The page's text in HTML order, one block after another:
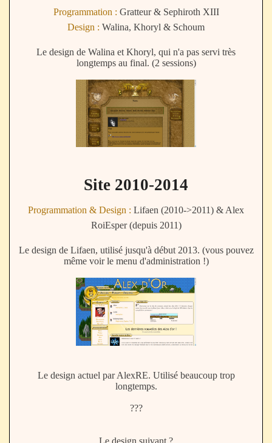
Programmation : Gratteur & Sephiroth XIII
Design : Walina, Khoryl & Schoum
Le design de Walina et Khoryl, qui n'a pas servi très
longtemps au final. (2 sessions)
Site 2010-2014
Programmation & Design : Lifaen (2010->2011) & Alex
RoiEsper (depuis 2011)
Le design de Lifaen, utilisé jusqu'à début 2013. (vous pouvez
même voir le menu d'administration !)
Le design actuel par AlexRE. Utilisé beaucoup trop
longtemps.
???
Le design suivant ?